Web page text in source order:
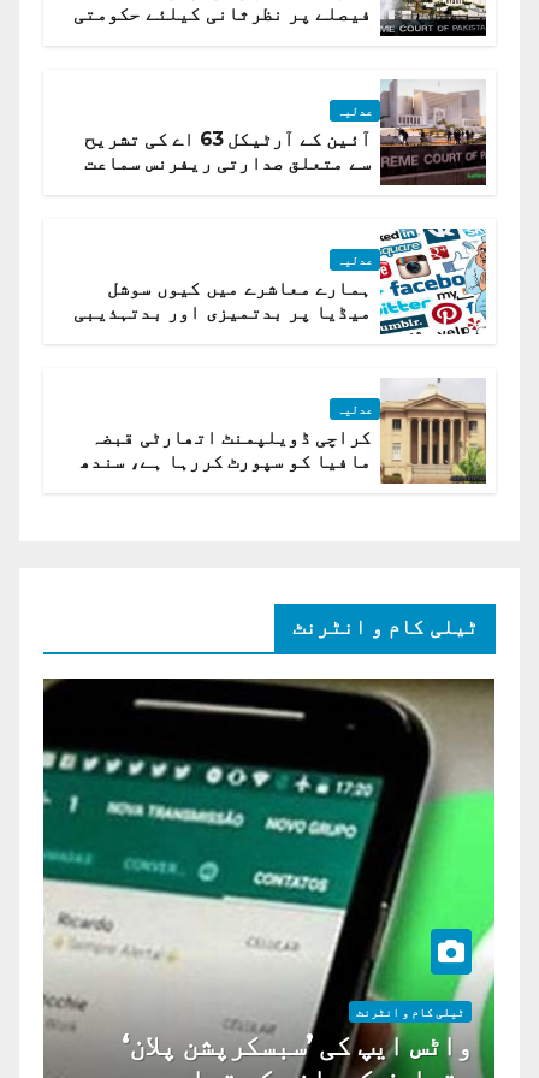
فیصلے پر نظرثانی کیلئے حکومتی
عدلیہ
آئین کے آرٹیکل 63 اے کی تشریح
سے متعلق صدارتی ریفرنس سماعت
عدلیہ
ہمارے معاشرے میں کیوں سوشل
میڈیا پر بدتمیزی اور بدتہذیبی
عدلیہ
کراچی ڈویلپمنٹ اتھارٹی قبضہ
مافیا کو سپورٹ کررہا ہے، سندھ
ٹیلی کام و انٹرنٹ
ٹیلی کام و انٹرنٹ
واٹس ایپ کی ’سبسکرپشن پلان‘